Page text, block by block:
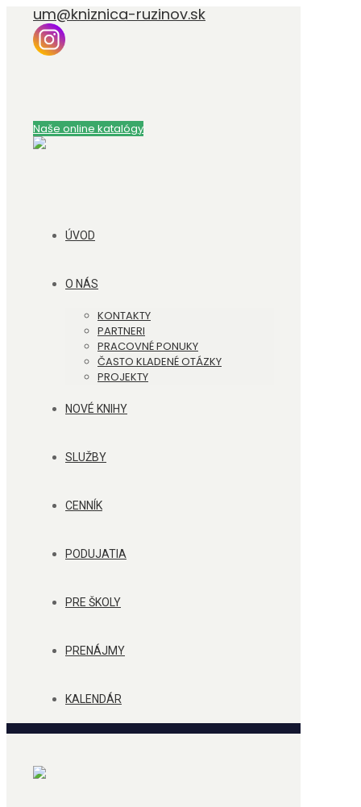
um@kniznica-ruzinov.sk
Naše online katalógy
ÚVOD
O NÁS
KONTAKTY
PARTNERI
PRACOVNÉ PONUKY
ČASTO KLADENÉ OTÁZKY
PROJEKTY
NOVÉ KNIHY
SLUŽBY
CENNÍK
PODUJATIA
PRE ŠKOLY
PRENÁJMY
KALENDÁR